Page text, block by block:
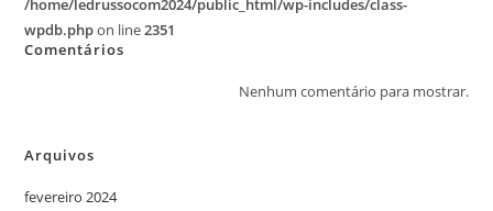
/home/ledrussocom2024/public_html/wp-includes/class-
wpdb.phpon line2351
Comentários
Nenhum comentário para mostrar.
Arquivos
fevereiro 2024